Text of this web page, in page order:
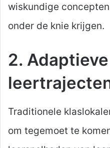
wiskundige
onder de knie krijgen.
2. Adaptieve
Traditionele
om tegemoet te